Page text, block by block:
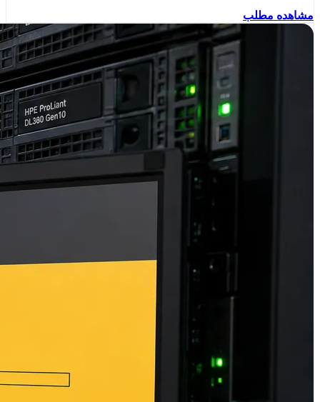
مشاهده مطلب